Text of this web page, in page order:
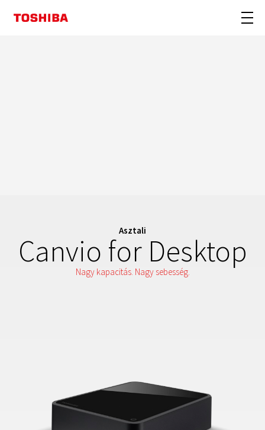
Asztali
Canvio for Desktop
Nagy kapacitás. Nagy sebesség.